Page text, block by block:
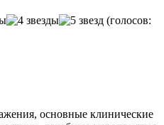
(голосов: